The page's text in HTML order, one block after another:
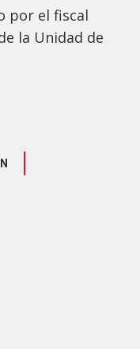
por el fiscal
la Unidad de